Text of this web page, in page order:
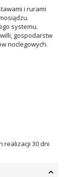
i rurami
systemu.
gospodarstw
noclegowych.
realizacji 30 dni